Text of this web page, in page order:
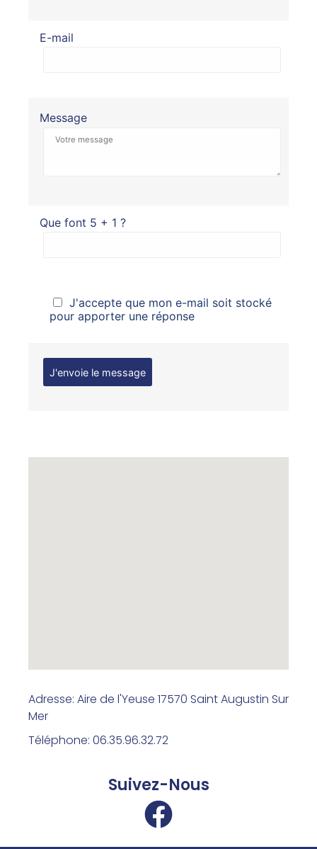
E-mail
Message
Que font 5 + 1 ?
J'accepte que mon e-mail soit stocké
pour apporter une réponse
Adresse: Aire de l'Yeuse 17570 Saint Augustin Sur
Mer
Téléphone: 06.35.96.32.72
Suivez-Nous